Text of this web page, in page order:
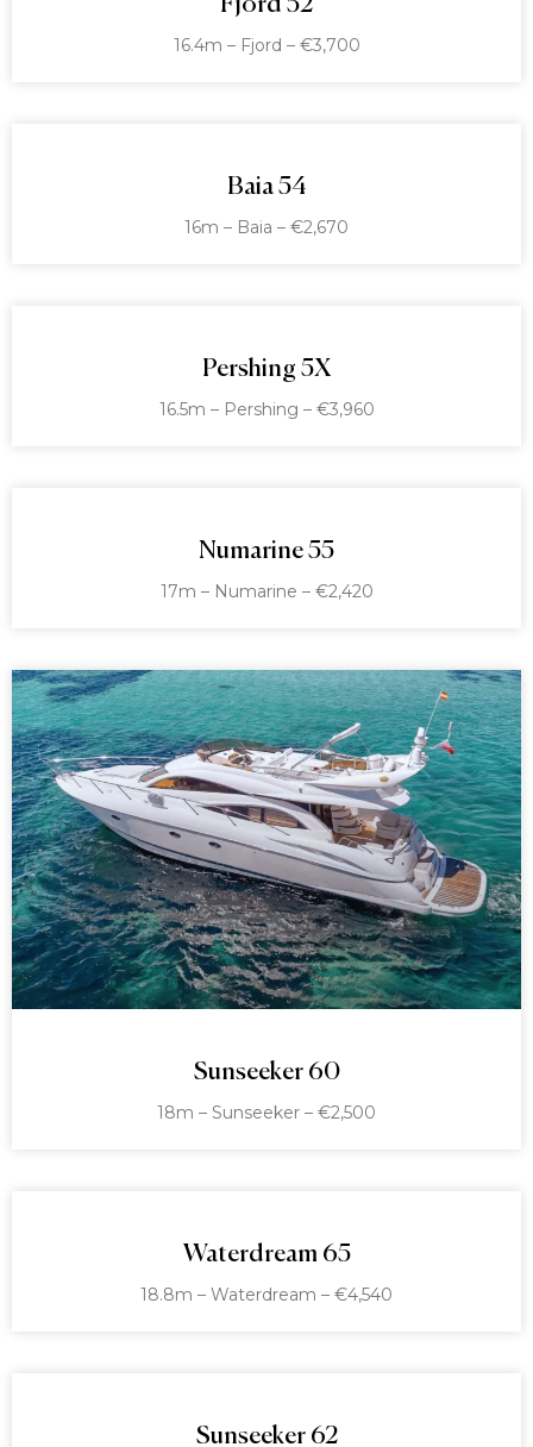
Fjord 52
16.4m – Fjord – €3,700
Baia 54
16m – Baia – €2,670
Pershing 5X
16.5m – Pershing – €3,960
Numarine 55
17m – Numarine – €2,420
Sunseeker 60
18m – Sunseeker – €2,500
Waterdream 65
18.8m – Waterdream – €4,540
Sunseeker 62